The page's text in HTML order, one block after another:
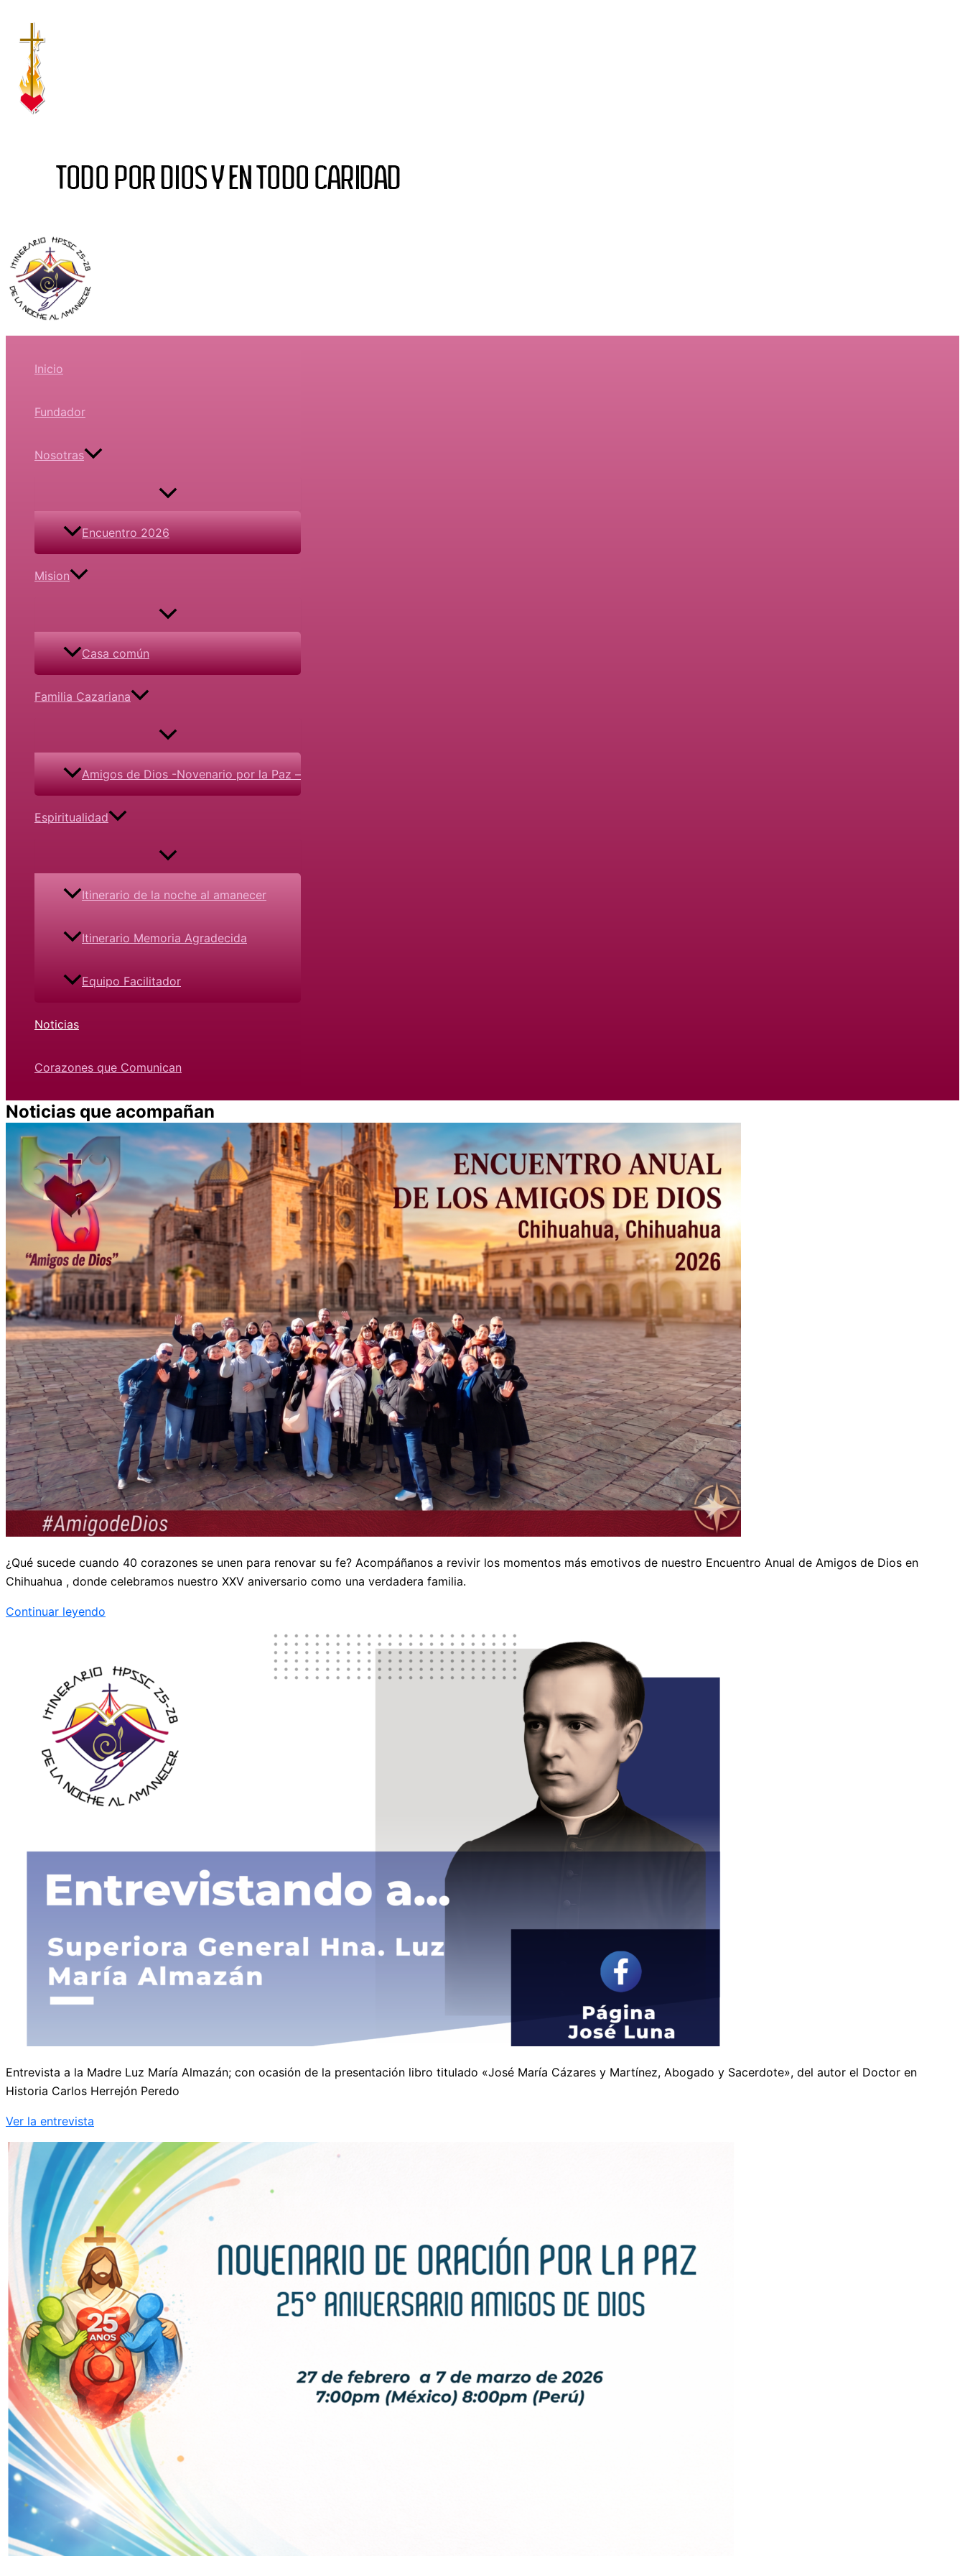
Inicio
Fundador
Nosotras
Encuentro 2026
Mision
Casa común
Familia Cazariana
Amigos de Dios -Novenario por la Paz –
Espiritualidad
Itinerario de la noche al amanecer
Itinerario Memoria Agradecida
Equipo Facilitador
Noticias
Corazones que Comunican
Noticias que acompañan
¿Qué sucede cuando 40 corazones se unen para renovar su fe? Acompáñanos a revivir los momentos más emotivos de nuestro Encuentro Anual de Amigos de Dios en
Chihuahua , donde celebramos nuestro XXV aniversario como una verdadera familia.
Continuar leyendo
Entrevista a la Madre Luz María Almazán; con ocasión de la presentación libro titulado «José María Cázares y Martínez, Abogado y Sacerdote», del autor el Doctor en
Historia Carlos Herrejón Peredo
Ver la entrevista